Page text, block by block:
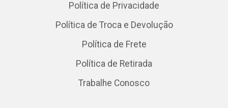
Política de Privacidade
Política de Troca e Devolução
Política de Frete
Política de Retirada
Trabalhe Conosco